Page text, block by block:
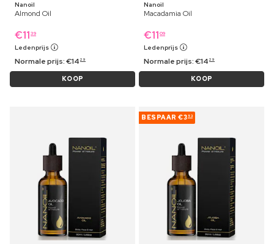
Nanoil
Almond Oil
€11 39
Ledenprijs
Normale prijs:€14 29
KOOP
Nanoil
Macadamia Oil
€11 09
Ledenprijs
Normale prijs:€14 29
KOOP
BESPAAR €3 53